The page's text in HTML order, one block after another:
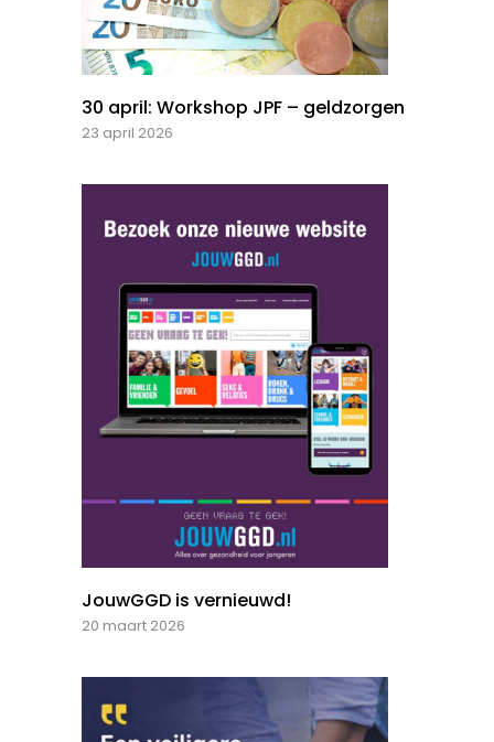
30 april: Workshop JPF – geldzorgen
23 april 2026
JouwGGD is vernieuwd!
20 maart 2026